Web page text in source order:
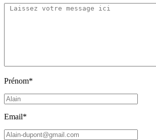
Prénom*
Email*